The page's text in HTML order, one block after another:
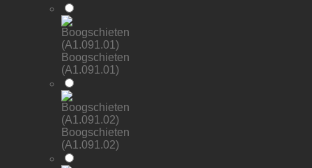
Boogschieten
(A1.091.01)
Boogschieten
(A1.091.02)